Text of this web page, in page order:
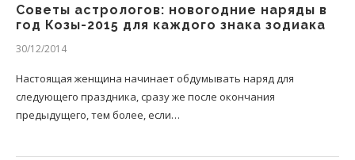
Советы астрологов: новогодние наряды в
год Козы-2015 для каждого знака зодиака
30/12/2014
Настоящая женщина начинает обдумывать наряд для
следующего праздника, сразу же после окончания
предыдущего, тем более, если…